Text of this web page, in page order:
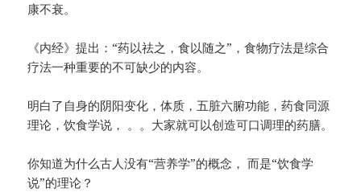
康不衰。
《内经》提出：“药以祛之，食以随之”，食物疗法是综合
疗法一种重要的不可缺少的内容。
明白了自身的阴阳变化，体质，五脏六腑功能，药食同源
理论，饮食学说， 。。大家就可以创造可口调理的药膳。
你知道为什么古人没有“营养学”的概念， 而是“饮食学
说”的理论？